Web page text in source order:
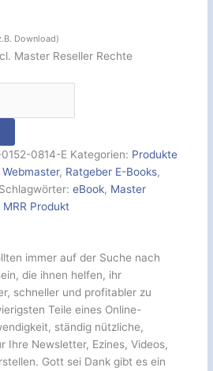
Download)
Master Reseller Rechte
0152-0814-E Kategorien: Produkte
, Ratgeber E-Books,
Schlagwörter: eBook, Master
MRR Produkt
immer auf der Suche nach
die ihnen helfen, ihr
schneller und profitabler zu
Teile eines Online-
ständig nützliche,
Ihre Newsletter, Ezines, Videos,
Gott sei Dank gibt es ein